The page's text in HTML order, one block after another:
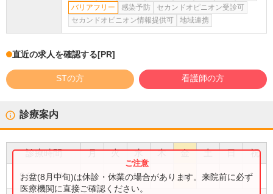
バリアフリー
感染予防
セカンドオピニオン受診可
セカンドオピニオン情報提供可
地域連携
直近の求人を確認する[PR]
STの方 看護師の方
診療案内
診療時間 月 火 水 木 金 土 日 祝
9:00〜 13:00 ● ● ● ● ●
お盆(8月中旬)は休診・休業の場合があります。来院前に必ず
医療機関に直接ご確認ください。